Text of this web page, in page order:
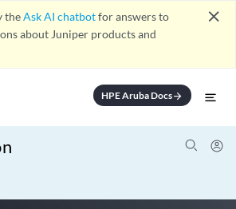
theAsk AI chatbotfor answers to
about Juniper products and
close
HPE Aruba Docsarrow_forward